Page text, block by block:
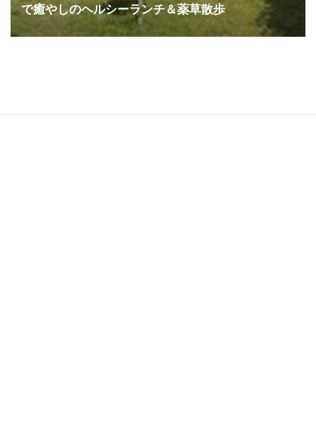
で癒やしのヘルシーランチ＆薬草散歩